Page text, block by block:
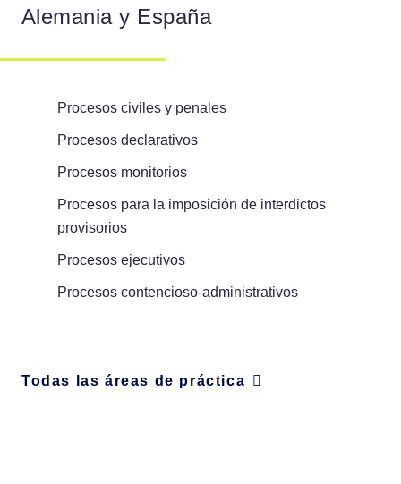
Alemania y España
Procesos civiles y penales
Procesos declarativos
Procesos monitorios
Procesos para la imposición de interdictos
provisorios
Procesos ejecutivos
Procesos contencioso-administrativos
Todas las áreas de práctica